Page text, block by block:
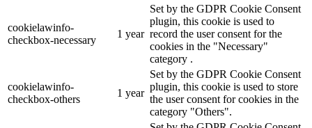
cookielawinfo-
checkbox-necessary
1 year
Set by the GDPR Cookie Consent
plugin, this cookie is used to
record the user consent for the
cookies in the "Necessary"
category .
cookielawinfo-
checkbox-others
1 year
Set by the GDPR Cookie Consent
plugin, this cookie is used to store
the user consent for cookies in the
category "Others".